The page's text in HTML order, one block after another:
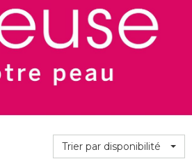
Trier par disponibilité